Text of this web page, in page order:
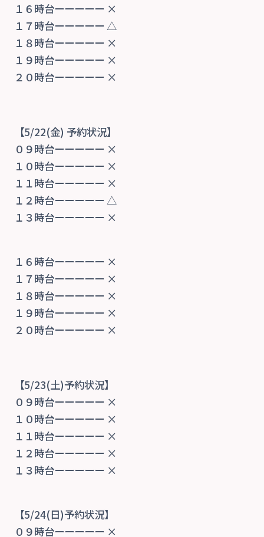
１６時台ーーーーー ×
１７時台ーーーーー △
１８時台ーーーーー ×
１９時台ーーーーー ×
２０時台ーーーーー ×
【5/22(金) 予約状況】
０９時台ーーーーー ×
１０時台ーーーーー ×
１１時台ーーーーー ×
１２時台ーーーーー △
１３時台ーーーーー ×
１６時台ーーーーー ×
１７時台ーーーーー ×
１８時台ーーーーー ×
１９時台ーーーーー ×
２０時台ーーーーー ×
【5/23(土)予約状況】
０９時台ーーーーー ×
１０時台ーーーーー ×
１１時台ーーーーー ×
１２時台ーーーーー ×
１３時台ーーーーー ×
【5/24(日)予約状況】
０９時台ーーーーー ×